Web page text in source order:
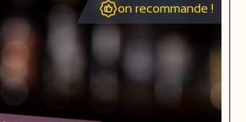
on recommande !